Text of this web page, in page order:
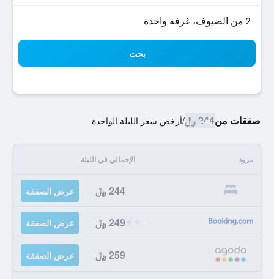
2 من الضيوف، غرفة واحدة
بحث
صفقات من244 ﷼ /أرخص سعر الليلة الواحدة
مزود الإجمالي في الليلة
244 ﷼ عرض الصفقة
249 ﷼ عرض الصفقة
259 ﷼ عرض الصفقة